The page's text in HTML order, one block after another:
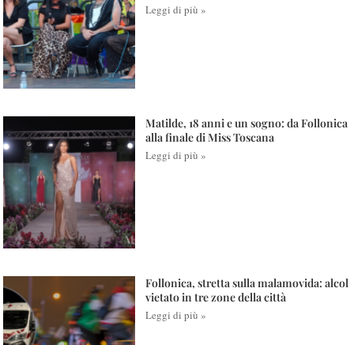
Leggi di più »
Matilde, 18 anni e un sogno: da Follonica
alla finale di Miss Toscana
Leggi di più »
Follonica, stretta sulla malamovida: alcol
vietato in tre zone della città
Leggi di più »